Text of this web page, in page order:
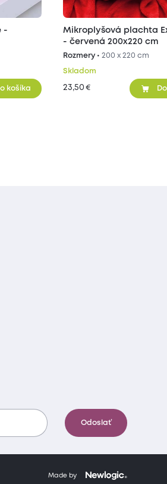
-
košíka
Mikroplyšová plachta
- červená 200x220 cm
Rozmery • 200 x 220 cm
Skladom
23,50 €
Odoslať
Made by